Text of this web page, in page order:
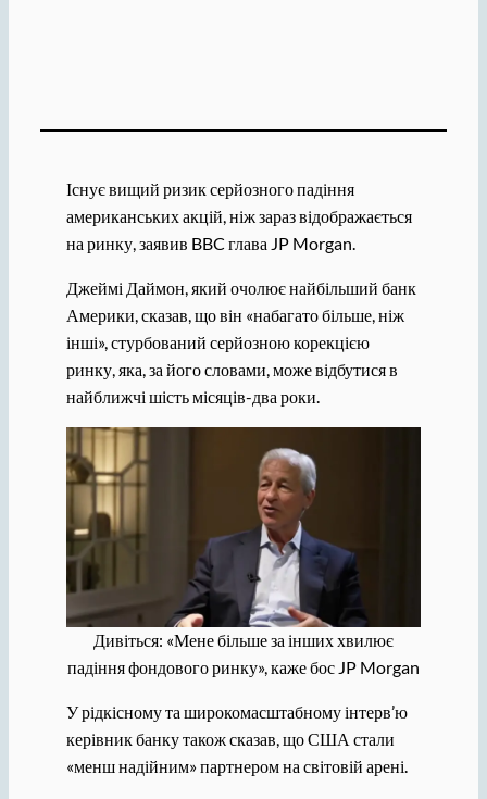
Існує вищий ризик серйозного падіння
американських акцій, ніж зараз відображається
на ринку, заявив BBC глава JP Morgan.
Джеймі Даймон, який очолює найбільший банк
Америки, сказав, що він «набагато більше, ніж
інші», стурбований серйозною корекцією
ринку, яка, за його словами, може відбутися в
найближчі шість місяців-два роки.
Дивіться: «Мене більше за інших хвилює
падіння фондового ринку», каже бос JP Morgan
У рідкісному та широкомасштабному інтерв’ю
керівник банку також сказав, що США стали
«менш надійним» партнером на світовій арені.